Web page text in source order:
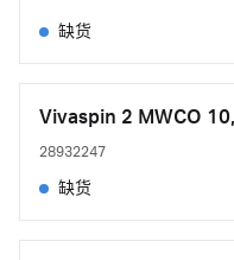
缺货
Vivaspin 2 MWCO
28932247
缺货